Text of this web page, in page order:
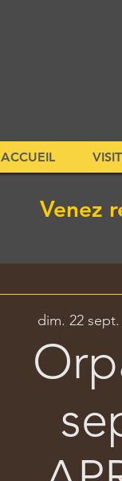
ACCUEIL
Venez
dim. 22 sept.